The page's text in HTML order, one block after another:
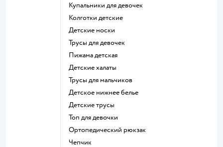
Купальники для девочек
Колготки детские
Детские носки
Трусы для девочек
Пижама детская
Детские халаты
Трусы для мальчиков
Детское нижнее белье
Детские трусы
Топ для девочки
Ортопедический рюкзак
Чепчик